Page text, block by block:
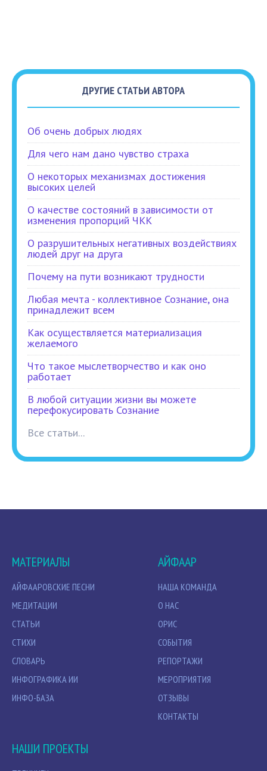
ДРУГИЕ СТАТЬИ АВТОРА
Об очень добрых людях
Для чего нам дано чувство страха
О некоторых механизмах достижения
высоких целей
О качестве состояний в зависимости от
изменения пропорций ЧКК
О разрушительных негативных воздействиях
людей друг на друга
Почему на пути возникают трудности
Любая мечта - коллективное Сознание, она
принадлежит всем
Как осуществляется материализация
желаемого
Что такое мыслетворчество и как оно
работает
В любой ситуации жизни вы можете
перефокусировать Сознание
Все статьи...
МАТЕРИАЛЫ
АЙФААРОВСКИЕ ПЕСНИ
МЕДИТАЦИИ
СТАТЬИ
СТИХИ
СЛОВАРЬ
ИНФОГРАФИКА ИИ
ИНФО-БАЗА
АЙФААР
НАША КОМАНДА
О НАС
ОРИС
СОБЫТИЯ
РЕПОРТАЖИ
МЕРОПРИЯТИЯ
ОТЗЫВЫ
КОНТАКТЫ
НАШИ ПРОЕКТЫ